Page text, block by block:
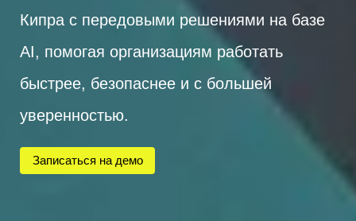
Кипра с передовыми решениями на базе
AI, помогая организациям работать
быстрее, безопаснее и с большей
уверенностью.
Записаться на демо